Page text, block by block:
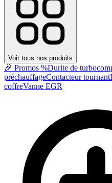
Voir tous nos produits
🎉 Promos %Durite de
préchauffageContacteur tournant
coffreVanne EGR